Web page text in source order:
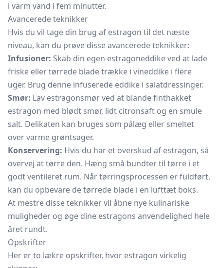
i varm vand i fem minutter.
Avancerede teknikker
Hvis du vil tage din brug af estragon til det næste
niveau, kan du prøve disse avancerede teknikker:
Infusioner: Skab din egen estragoneddike ved at lade
friske eller tørrede blade trække i vineddike i flere
uger. Brug denne infuserede eddike i salatdressinger.
Smør: Lav estragonsmør ved at blande finthakket
estragon med blødt smør, lidt citronsaft og en smule
salt. Delikaten kan bruges som pålæg eller smeltet
over varme grøntsager.
Konservering: Hvis du har et overskud af estragon, så
overvej at tørre den. Hæng små bundter til tørre i et
godt ventileret rum. Når tørringsprocessen er fuldført,
kan du opbevare de tørrede blade i en lufttæt boks.
At mestre disse teknikker vil åbne nye kulinariske
muligheder og øge dine estragons anvendelighed hele
året rundt.
Opskrifter
Her er to lækre opskrifter, hvor estragon virkelig